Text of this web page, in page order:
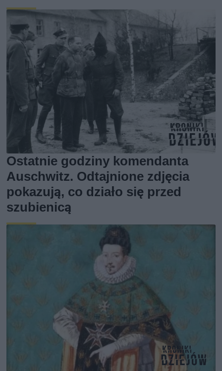
Ostatnie godziny komendanta
Auschwitz. Odtajnione zdjęcia
pokazują, co działo się przed
szubienicą